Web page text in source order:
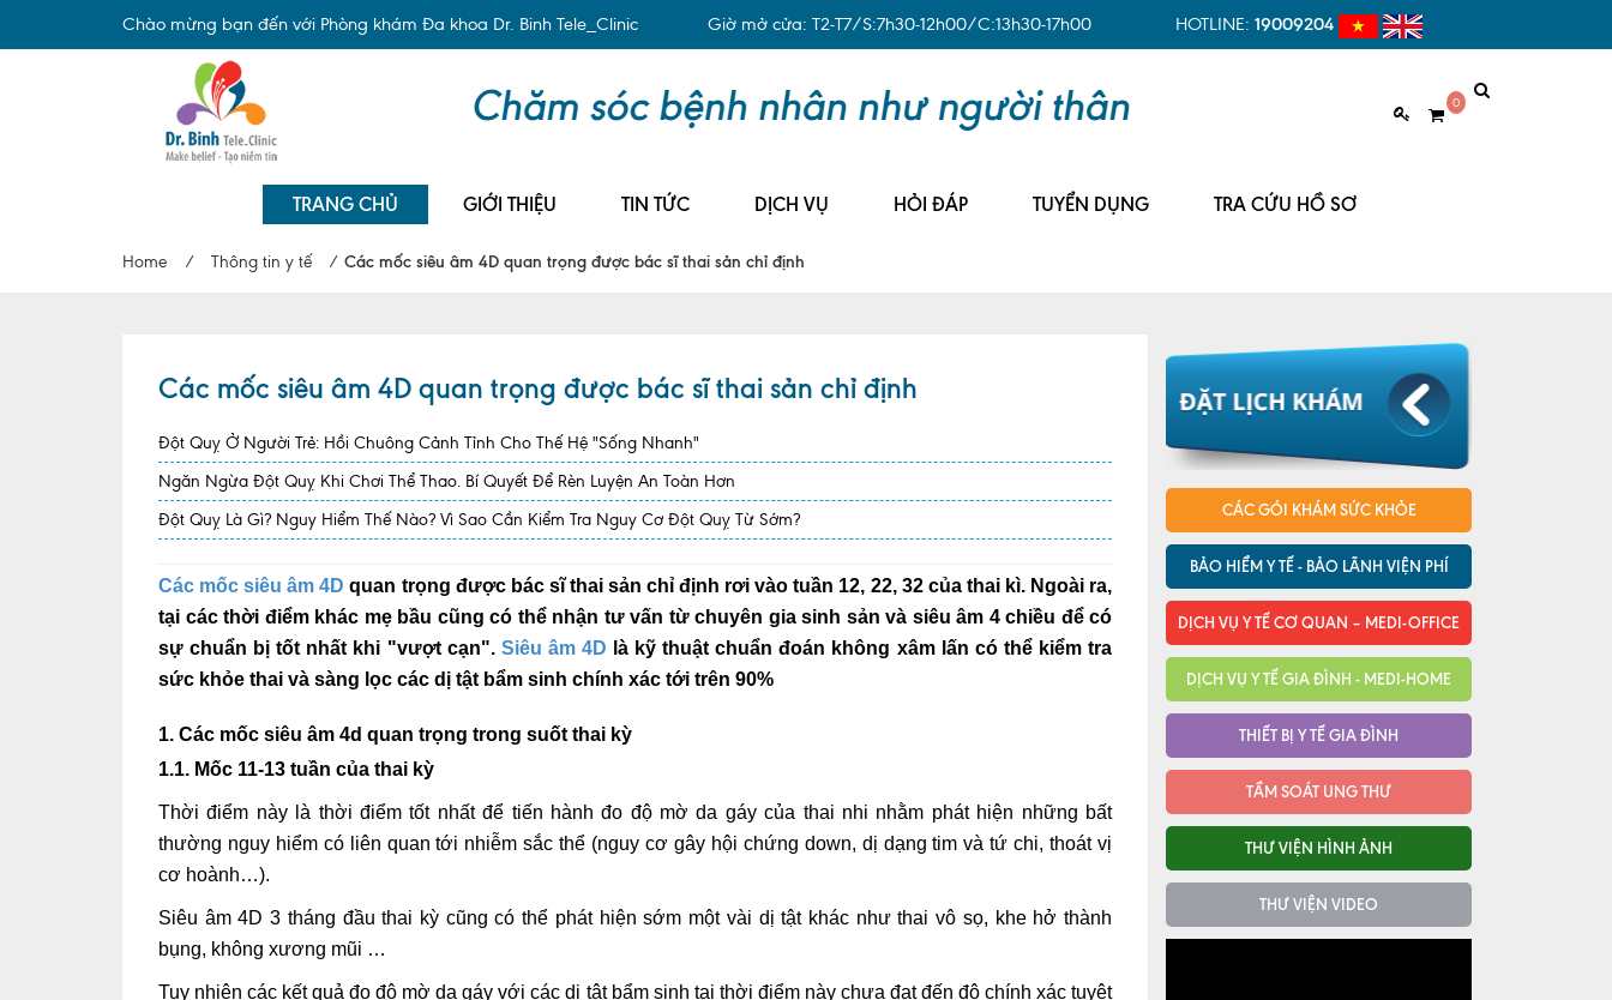
Chào mừng bạn đến với Phòng khám Đa khoa Dr. Binh Tele_Clinic Giờ mở cửa: T2-T7/S:7h30-12h00/C:13h30-17h00 HOTLINE: 19009204
0
TRANG CHỦ GIỚI THIỆU TIN TỨC DỊCH VỤ HỎI ĐÁP TUYỂN DỤNG TRA CỨU HỒ SƠ
Home / Thông tin y tế / Các mốc siêu âm 4D quan trọng được bác sĩ thai sản chỉ định
Các mốc siêu âm 4D quan trọng được bác sĩ thai sản chỉ định
Đột Quỵ Ở Người Trẻ: Hồi Chuông Cảnh Tỉnh Cho Thế Hệ "Sống Nhanh"
Ngăn Ngừa Đột Quỵ Khi Chơi Thể Thao. Bí Quyết Để Rèn Luyện An Toàn Hơn
Đột Quỵ Là Gì? Nguy Hiểm Thế Nào? Vì Sao Cần Kiểm Tra Nguy Cơ Đột Quỵ Từ Sớm?
Các mốc siêu âm 4D quan trọng được bác sĩ thai sản chỉ định rơi vào tuần 12, 22, 32 của thai kì. Ngoài ra,
tại các thời điểm khác mẹ bầu cũng có thể nhận tư vấn từ chuyên gia sinh sản và siêu âm 4 chiều để có
sự chuẩn bị tốt nhất khi "vượt cạn". Siêu âm 4D là kỹ thuật chuẩn đoán không xâm lấn có thể kiểm tra
sức khỏe thai và sàng lọc các dị tật bẩm sinh chính xác tới trên 90%
1. Các mốc siêu âm 4d quan trọng trong suốt thai kỳ
1.1. Mốc 11-13 tuần của thai kỳ
Thời điểm này là thời điểm tốt nhất để tiến hành đo độ mờ da gáy của thai nhi nhằm phát hiện những bất
thường nguy hiểm có liên quan tới nhiễm sắc thể (nguy cơ gây hội chứng down, dị dạng tim và tứ chi, thoát vị
cơ hoành…).
Siêu âm 4D 3 tháng đầu thai kỳ cũng có thể phát hiện sớm một vài dị tật khác như thai vô sọ, khe hở thành
bụng, không xương mũi …
Tuy nhiên các kết quả đo độ mờ da gáy với các dị tật bẩm sinh tại thời điểm này chưa đạt đến độ chính xác tuyệt
CÁC GÓI KHÁM SỨC KHỎE
BẢO HIỂM Y TẾ - BẢO LÃNH VIỆN PHÍ
DỊCH VỤ Y TẾ CƠ QUAN – MEDI-OFFICE
DỊCH VỤ Y TẾ GIA ĐÌNH - MEDI-HOME
THIẾT BỊ Y TẾ GIA ĐÌNH
TẦM SOÁT UNG THƯ
THƯ VIỆN HÌNH ẢNH
THƯ VIỆN VIDEO